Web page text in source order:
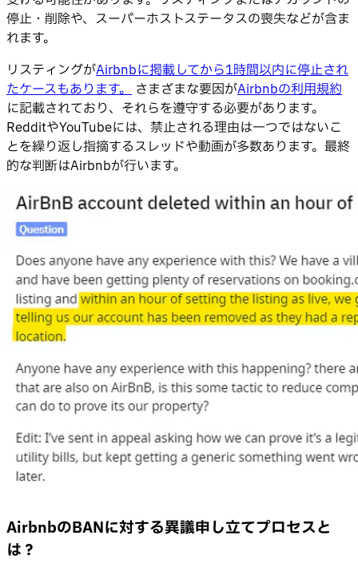
停止・削除や、スーパーホストステータスの喪失などが含ま
れます。
リスティングがAirbnbに掲載してから1時間以内に停止され
たケースもあります。 さまざまな要因がAirbnbの利用規約
に記載されており、それらを遵守する必要があります。
RedditやYouTubeには、禁止される理由は一つではないこ
とを繰り返し指摘するスレッドや動画が多数あります。最終
的な判断はAirbnbが行います。
AirbnbのBANに対する異議申し立てプロセスと
は？